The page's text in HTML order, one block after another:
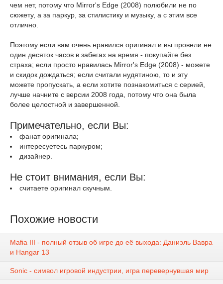
чем нет, потому что Mirror's Edge (2008) полюбили не по
сюжету, а за паркур, за стилистику и музыку, а с этим все
отлично.
Поэтому если вам очень нравился оригинал и вы провели не
один десяток часов в забегах на время - покупайте без
страха; если просто нравилась Mirror's Edge (2008) - можете
и скидок дождаться; если считали нудятиною, то и эту
можете пропускать, а если хотите познакомиться с серией,
лучше начните с версии 2008 года, потому что она была
более целостной и завершенной.
Примечательно, если Вы:
фанат оригинала;
интересуетесь паркуром;
дизайнер.
Не стоит внимания, если Вы:
считаете оригинал скучным.
Похожие новости
Mafia III - полный отзыв об игре до её выхода: Даниэль Вавра
и Hangar 13
Sonic - символ игровой индустрии, игра перевернувшая мир